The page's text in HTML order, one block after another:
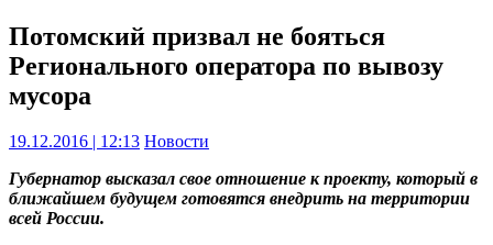
Потомский призвал не бояться
Регионального оператора по вывозу
мусора
19.12.2016 | 12:13 Новости
Губернатор высказал свое отношение к проекту, который в
ближайшем будущем готовятся внедрить на территории
всей России.